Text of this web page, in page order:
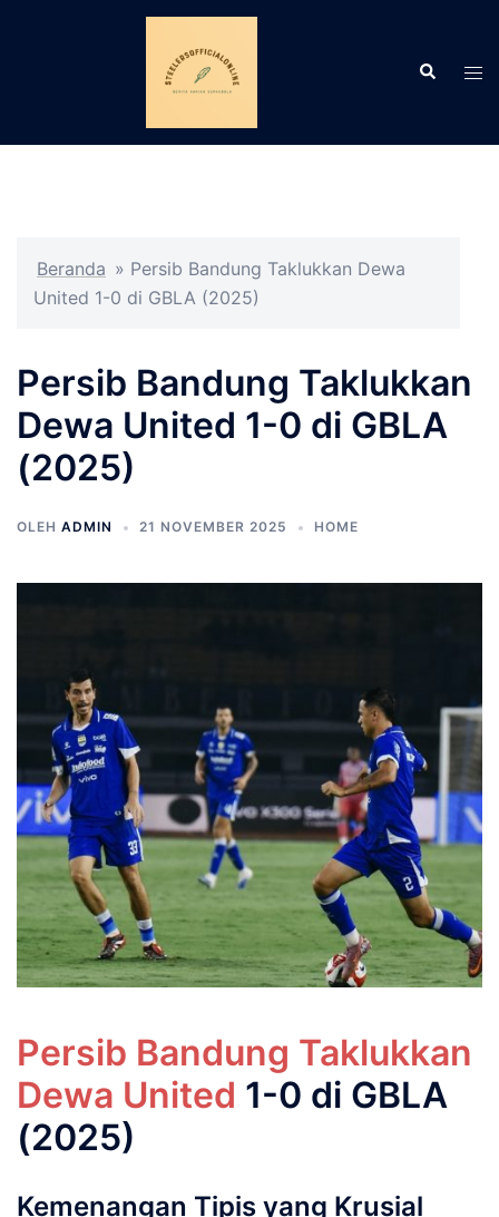
Cari
Beranda » Persib Bandung Taklukkan Dewa
United 1-0 di GBLA (2025)
Persib Bandung Taklukkan
Dewa United 1-0 di GBLA
(2025)
OLEH ADMIN 21 NOVEMBER 2025 HOME
Persib Bandung Taklukkan
Dewa United 1-0 di GBLA
(2025)
Kemenangan Tipis yang Krusial